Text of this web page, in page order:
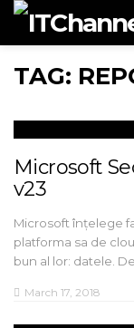
TAG:
Microsoft
v23
Microsoft înțelege
platforma sa de
bun al lor: datele. De
March 17, 2018